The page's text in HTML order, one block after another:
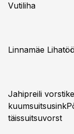
Vutiliha
Linnamäe
Jahipreili
täissuitsuvorst